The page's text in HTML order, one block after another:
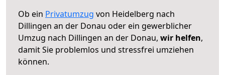
Ob ein Privatumzug von Heidelberg nach
Dillingen an der Donau oder ein gewerblicher
Umzug nach Dillingen an der Donau, wir helfen,
damit Sie problemlos und stressfrei umziehen
können.